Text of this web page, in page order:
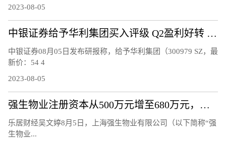
2023-08-05
中银证券给予华利集团买入评级 Q2盈利好转 期待下半年订单拐点显现
中银证券08月05日发布研报称，给予华利集团（300979 SZ，最
新价：54 4
2023-08-05
强生物业注册资本从500万元增至680万元，增幅36%
乐居财经吴文婷8月5日，上海强生物业有限公司（以下简称“强
生物业...